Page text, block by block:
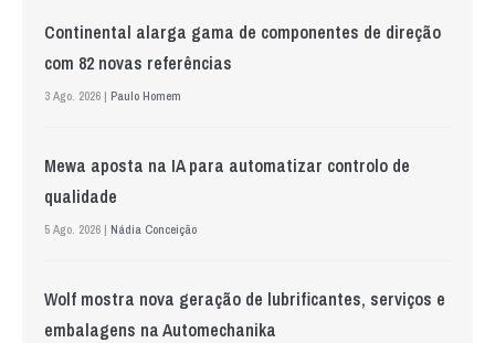
Continental alarga gama de componentes de direção
com 82 novas referências
3 Ago. 2026 | Paulo Homem
Mewa aposta na IA para automatizar controlo de
qualidade
5 Ago. 2026 | Nádia Conceição
Wolf mostra nova geração de lubrificantes, serviços e
embalagens na Automechanika